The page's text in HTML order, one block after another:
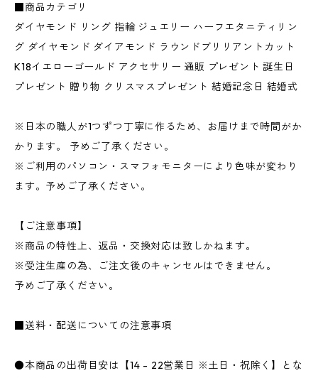
■商品カテゴリ
ダイヤモンド リング 指輪 ジュエリー ハーフエタニティリン
グ ダイヤモンド ダイアモンド ラウンドブリリアントカット
K18イエローゴールド アクセサリー 通販 プレゼント 誕生日
プレゼント 贈り物 クリスマスプレゼント 結婚記念日 結婚式
※日本の職人が1つずつ丁寧に作るため、お届けまで時間がか
かります。 予めご了承ください。
※ご利用のパソコン・スマフォモニターにより色味が変わり
ます。予めご了承ください。
【ご注意事項】
※商品の特性上、返品・交換対応は致しかねます。
※受注生産の為、ご注文後のキャンセルはできません。
予めご了承ください。
■送料・配送についての注意事項
●本商品の出荷目安は【14 - 22営業日 ※土日・祝除く】とな